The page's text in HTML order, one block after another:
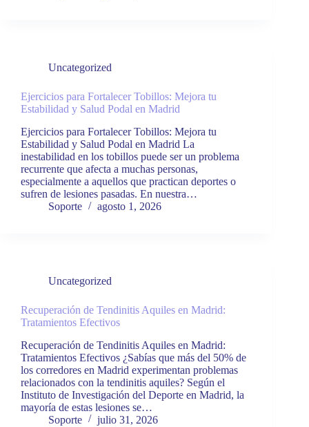
Uncategorized
Ejercicios para Fortalecer Tobillos: Mejora tu
Estabilidad y Salud Podal en Madrid
Ejercicios para Fortalecer Tobillos: Mejora tu
Estabilidad y Salud Podal en Madrid La
inestabilidad en los tobillos puede ser un problema
recurrente que afecta a muchas personas,
especialmente a aquellos que practican deportes o
sufren de lesiones pasadas. En nuestra…
Soporte
agosto 1, 2026
Uncategorized
Recuperación de Tendinitis Aquiles en Madrid:
Tratamientos Efectivos
Recuperación de Tendinitis Aquiles en Madrid:
Tratamientos Efectivos ¿Sabías que más del 50% de
los corredores en Madrid experimentan problemas
relacionados con la tendinitis aquiles? Según el
Instituto de Investigación del Deporte en Madrid, la
mayoría de estas lesiones se…
Soporte
julio 31, 2026